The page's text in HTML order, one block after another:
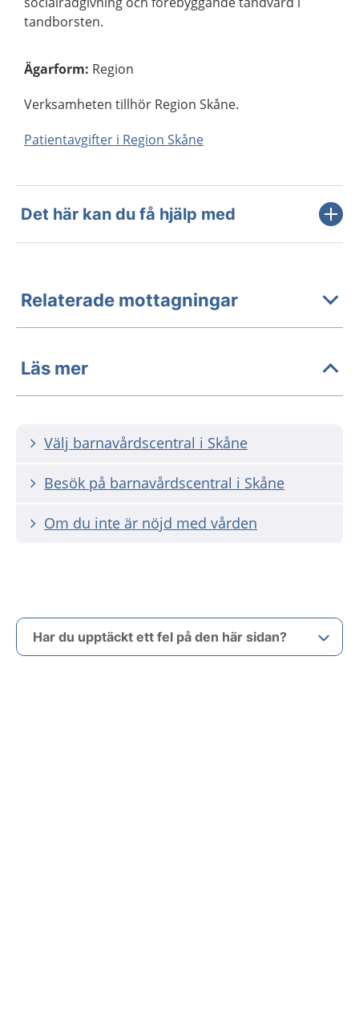
tandborsten.
Ägarform: Region
Verksamheten tillhör Region Skåne.
Patientavgifter i Region Skåne
Det här kan du få hjälp med
Relaterade mottagningar
Läs mer
Välj barnavårdscentral i Skåne
Besök på barnavårdscentral i Skåne
Om du inte är nöjd med vården
Har du upptäckt ett fel på den här sidan?